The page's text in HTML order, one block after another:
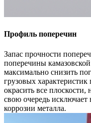
Профиль поперечин
Запас прочности
поперечины
максимально снизить
грузовых
окрасить все плоскости,
свою очередь
коррозии металла.